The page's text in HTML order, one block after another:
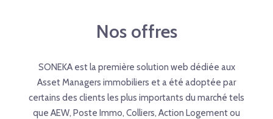
Nos offres
SONEKA est la première solution web dédiée aux
Asset Managers immobiliers et a été adoptée par
certains des clients les plus importants du marché tels
que AEW, Poste Immo, Colliers, Action Logement ou